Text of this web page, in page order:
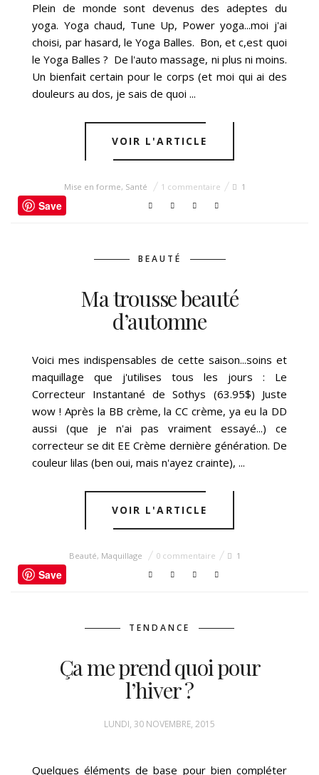
Plein de monde sont devenus des adeptes du
yoga. Yoga chaud, Tune Up, Power yoga...moi j'ai
choisi, par hasard, le Yoga Balles. Bon, et c,est quoi
le Yoga Balles ? De l'auto massage, ni plus ni moins.
Un bienfait certain pour le corps (et moi qui ai des
douleurs au dos, je sais de quoi ...
VOIR L'ARTICLE
Mise en forme, Santé 1 commentaire 1
Save
BEAUTÉ
Ma trousse beauté
d’automne
LUNDI, 30 NOVEMBRE, 2015
Voici mes indispensables de cette saison...soins et
maquillage que j'utilises tous les jours : Le
Correcteur Instantané de Sothys (63.95$) Juste
wow ! Après la BB crème, la CC crème, ya eu la DD
aussi (que je n'ai pas vraiment essayé...) ce
correcteur se dit EE Crème dernière génération. De
couleur lilas (ben oui, mais n'ayez crainte), ...
VOIR L'ARTICLE
Beauté, Maquillage 0 commentaire 1
Save
TENDANCE
Ça me prend quoi pour
l’hiver ?
LUNDI, 30 NOVEMBRE, 2015
Quelques éléments de base pour bien compléter